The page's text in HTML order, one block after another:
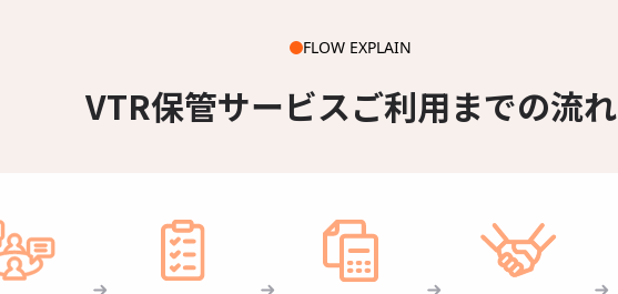
FLOW EXPLAIN
VTR保管サービスご利用までの流れ